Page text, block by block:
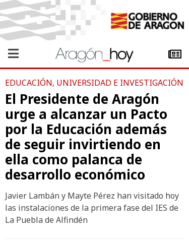
EDUCACIÓN, UNIVERSIDAD E INVESTIGACIÓN
El Presidente de Aragón
urge a alcanzar un Pacto
por la Educación además
de seguir invirtiendo en
ella como palanca de
desarrollo económico
Javier Lambán y Mayte Pérez han visitado hoy
las instalaciones de la primera fase del IES de
La Puebla de Alfindén